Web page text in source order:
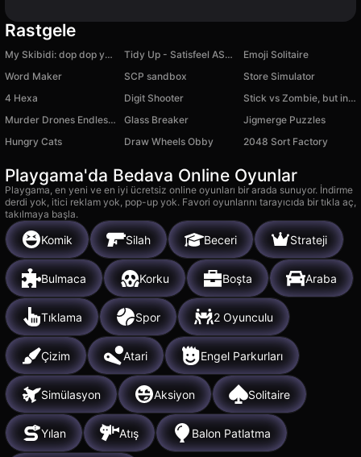
Rastgele
My Skibidi: dop dop yes yes Tidy Up - Satisfeel ASMR
Emoji Solitaire
Word Maker
SCP sandbox
Store Simulator
4 Hexa
Digit Shooter
Stick vs Zombie, but in a car
Murder Drones Endless Way
Glass Breaker
Jigmerge Puzzles
Hungry Cats
Draw Wheels Obby 2048 Sort Factory
Playgama'da Bedava Online Oyunlar
Playgama, en yeni ve en iyi ücretsiz online oyunları bir arada sunuyor. İndirme
derdi yok, itici reklam yok, pop-up yok. Favori oyunlarını tarayıcıda bir tıkla aç,
takılmaya başla.
Komik Silah Beceri Strateji
Bulmaca Korku Boşta Araba
Tıklama Spor 2 Oyunculu
Çizim Atari Engel Parkurları
Simülasyon Aksiyon Solitaire
Yılan Atış Balon Patlatma